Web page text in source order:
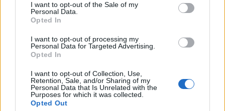
I want to opt-out of the Sale of my
Personal Data.
Opted In
I want to opt-out of processing my
Personal Data for Targeted Advertising.
Opted In
I want to opt-out of Collection, Use,
Retention, Sale, and/or Sharing of my
Personal Data that Is Unrelated with the
Purposes for which it was collected.
Opted Out